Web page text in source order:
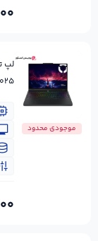
موجودی محدود